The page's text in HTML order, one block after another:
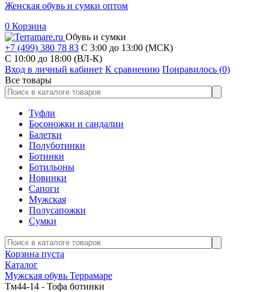
Женская обувь и сумки оптом
0 Корзина
Обувь и сумки
+7 (499) 380 78 83 С 3:00 до 13:00 (МСК)
C 10:00 до 18:00 (ВЛ-К)
Вход в личный кабинет К сравнению Понравилось (0)
Все товары
Туфли
Босоножки и сандалии
Балетки
Полуботинки
Ботинки
Ботильоны
Новинки
Сапоги
Мужская
Полусапожки
Сумки
Корзина пуста
Каталог
Мужская обувь Террамаре
Тм44-14 - Тофа ботинки